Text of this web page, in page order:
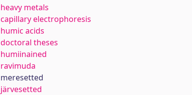
heavy metals
capillary electrophoresis
humic acids
doctoral theses
humiinained
ravimuda
meresetted
järvesetted